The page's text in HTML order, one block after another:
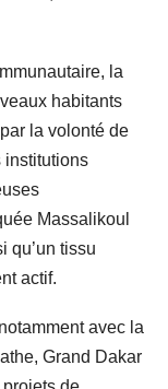
la
habitants
la volonté de
institutions
Massalikoul
qu’un tissu
actif.
avec la
Grand Dakar